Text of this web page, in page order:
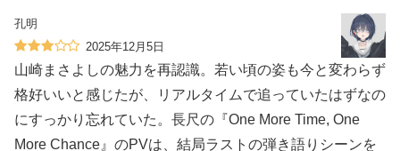
孔明
2025年12月5日
山崎まさよしの魅力を再認識。若い頃の姿も今と変わらず
格好いいと感じたが、リアルタイムで追っていたはずなの
にすっかり忘れていた。長尺の『One More Time, One
More Chance』のPVは、結局ラストの弾き語りシーンを